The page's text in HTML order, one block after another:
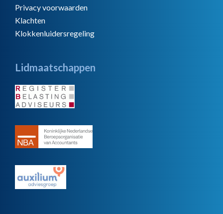
Privacy voorwaarden
Klachten
Klokkenluidersregeling
Lidmaatschappen